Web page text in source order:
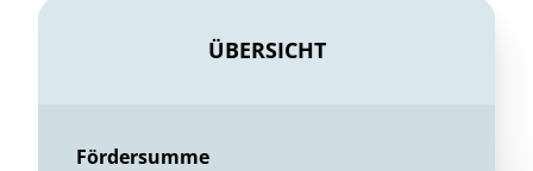
ÜBERSICHT
Fördersumme